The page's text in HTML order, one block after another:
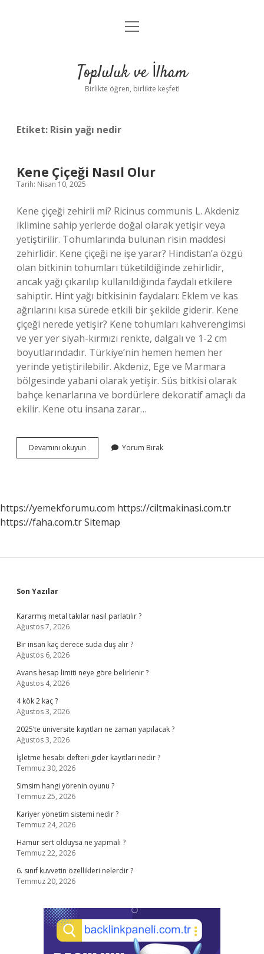
Anasayfa
Yasal Uyarı
menüyü
Topluluk ve İlham
Birlikte öğren, birlikte keşfet!
Etiket: Risin yağı nedir
Kene Çiçeği Nasıl Olur
Tarih: Nisan 10, 2025
Kene çiçeği zehirli mi? Ricinus communis L. Akdeniz
iklimine sahip yerlerde doğal olarak yetişir veya
yetiştirilir. Tohumlarında bulunan risin maddesi
zehirlidir. Kene çiçeği ne işe yarar? Hindistan’a özgü
olan bitkinin tohumları tüketildiğinde zehirlidir,
ancak yağı çıkarılıp kullanıldığında faydalı etkilere
sahiptir. Hint yağı bitkisinin faydaları: Eklem ve kas
ağrılarını kısa sürede etkili bir şekilde giderir. Kene
çiçeği nerede yetişir? Kene tohumları kahverengimsi
ve yer yer siyah-kırmızı renkte, dalgalı ve 1-2 cm
boyutlarındadır. Türkiye’nin hemen hemen her
yerinde yetiştirilebilir. Akdeniz, Ege ve Marmara
bölgesinde yabani olarak yetişir. Süs bitkisi olarak
bahçe kenarlarına ve bordürlere dekoratif amaçlı da
ekilir. Kene otu insana zarar…
Devamını okuyun
Çiçeği
Yorum Bırak
https://yemekforumu.com https://ciltmakinasi.com.tr
https://faha.com.trSitemap
Sidebar
Son Yazılar
Kararmış metal takılar nasıl parlatılır ?
Ağustos 7, 2026
Bir insan kaç derece suda duş alır ?
Ağustos 6, 2026
Avans hesap limiti neye göre belirlenir ?
Ağustos 4, 2026
4 kök 2 kaç ?
Ağustos 3, 2026
2025’te üniversite kayıtları ne zaman yapılacak ?
Ağustos 3, 2026
İşletme hesabı defteri gider kayıtları nedir ?
Temmuz 30, 2026
Simsim hangi yörenin oyunu ?
Temmuz 25, 2026
Kariyer yönetim sistemi nedir ?
Temmuz 24, 2026
Hamur sert olduysa ne yapmalı ?
Temmuz 22, 2026
6. sınıf kuvvetin özellikleri nelerdir ?
Temmuz 20, 2026